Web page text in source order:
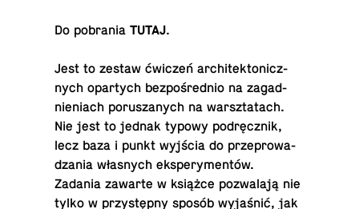
Do pobrania TUTAJ.
Jest to zestaw ćwiczeń ar­chi­tek­to­nicz­
nych opar­tych bez­po­śred­nio na za­gad­
nie­niach po­ru­sza­nych na warsz­ta­tach.
Nie jest to jednak typowy pod­ręcz­nik,
lecz baza i punkt wyjścia do prze­pro­wa­
dza­nia wła­snych eks­pe­ry­men­tów.
Zadania zawarte w książce po­zwa­la­ją nie
tylko w przy­stęp­ny sposób wy­ja­śnić, jak